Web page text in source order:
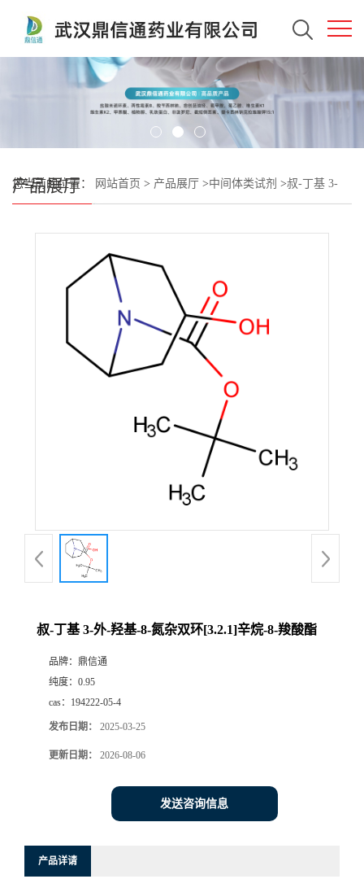
产品展厅
您当前的位置： 网站首页 > 产品展厅 >中间体类试剂 >叔-丁基 3-
叔-丁基 3-外-羟基-8-氮杂双环[3.2.1]辛烷-8-羧酸酯
品牌： 鼎信通
纯度： 0.95
cas： 194222-05-4
发布日期： 2025-03-25
更新日期： 2026-08-06
发送咨询信息
产品详请